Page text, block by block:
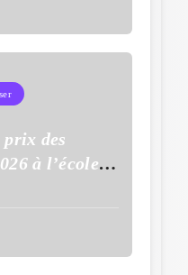
prix des
à l’école